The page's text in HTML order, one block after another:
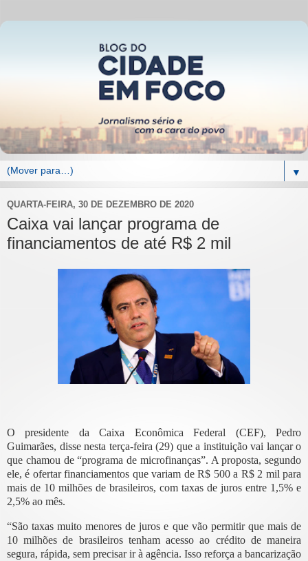
▼
QUARTA-FEIRA, 30 DE DEZEMBRO DE 2020
Caixa vai lançar programa de
financiamentos de até R$ 2 mil
O presidente da Caixa Econômica Federal (CEF), Pedro
Guimarães, disse nesta terça-feira (29) que a instituição vai lançar o
que chamou de “programa de microfinanças”. A proposta, segundo
ele, é ofertar financiamentos que variam de R$ 500 a R$ 2 mil para
mais de 10 milhões de brasileiros, com taxas de juros entre 1,5% e
2,5% ao mês.
“São taxas muito menores de juros e que vão permitir que mais de
10 milhões de brasileiros tenham acesso ao crédito de maneira
segura, rápida, sem precisar ir à agência. Isso reforça a bancarização